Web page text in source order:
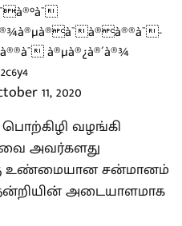
à®µà®¿à®´à®¾
11, 2020
வழங்கி
அவர்களது
உண்மையான சன்மானம்
அடையாளமாக